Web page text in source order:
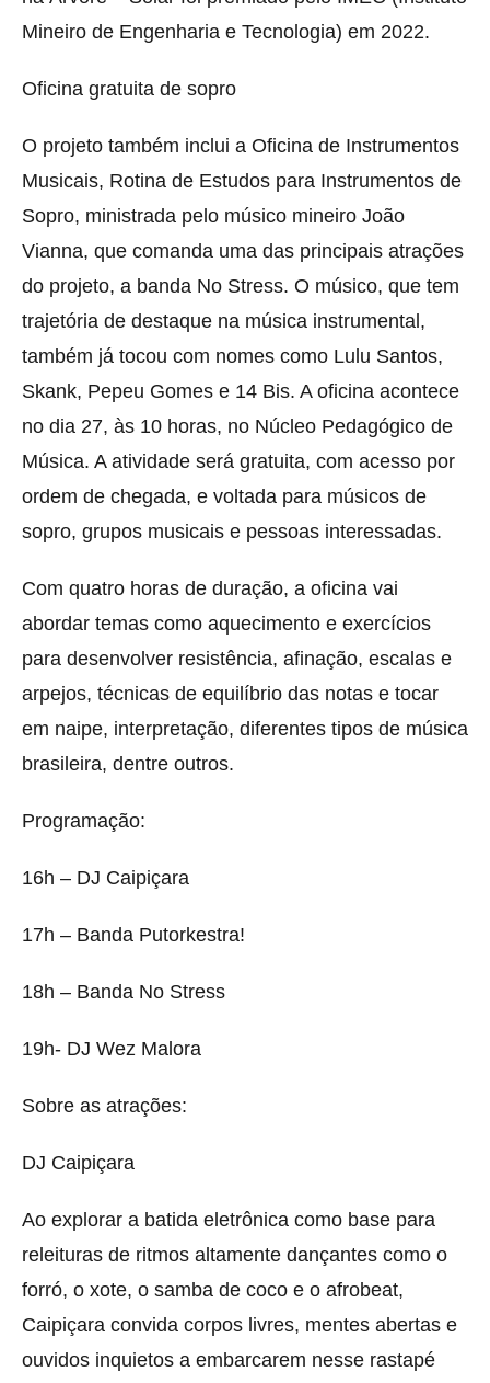
Mineiro de Engenharia e Tecnologia) em 2022.
Oficina gratuita de sopro
O projeto também inclui a Oficina de Instrumentos
Musicais, Rotina de Estudos para Instrumentos de
Sopro, ministrada pelo músico mineiro João
Vianna, que comanda uma das principais atrações
do projeto, a banda No Stress. O músico, que tem
trajetória de destaque na música instrumental,
também já tocou com nomes como Lulu Santos,
Skank, Pepeu Gomes e 14 Bis. A oficina acontece
no dia 27, às 10 horas, no Núcleo Pedagógico de
Música. A atividade será gratuita, com acesso por
ordem de chegada, e voltada para músicos de
sopro, grupos musicais e pessoas interessadas.
Com quatro horas de duração, a oficina vai
abordar temas como aquecimento e exercícios
para desenvolver resistência, afinação, escalas e
arpejos, técnicas de equilíbrio das notas e tocar
em naipe, interpretação, diferentes tipos de música
brasileira, dentre outros.
Programação:
16h – DJ Caipiçara
17h – Banda Putorkestra!
18h – Banda No Stress
19h- DJ Wez Malora
Sobre as atrações:
DJ Caipiçara
Ao explorar a batida eletrônica como base para
releituras de ritmos altamente dançantes como o
forró, o xote, o samba de coco e o afrobeat,
Caipiçara convida corpos livres, mentes abertas e
ouvidos inquietos a embarcarem nesse rastapé